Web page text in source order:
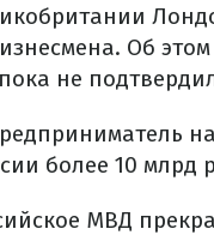
Об
не
более 10 млрд
МВД